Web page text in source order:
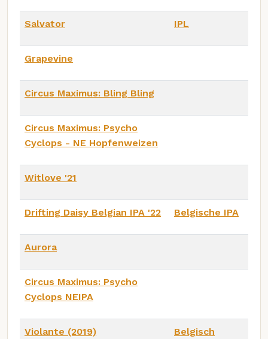
Salvator IPL
Grapevine
Circus Maximus: Bling Bling
Circus Maximus: Psycho
Cyclops - NE Hopfenweizen
Witlove '21
Drifting Daisy Belgian IPA '22 Belgische IPA
Aurora
Circus Maximus: Psycho
Cyclops NEIPA
Violante (2019)
Belgisch